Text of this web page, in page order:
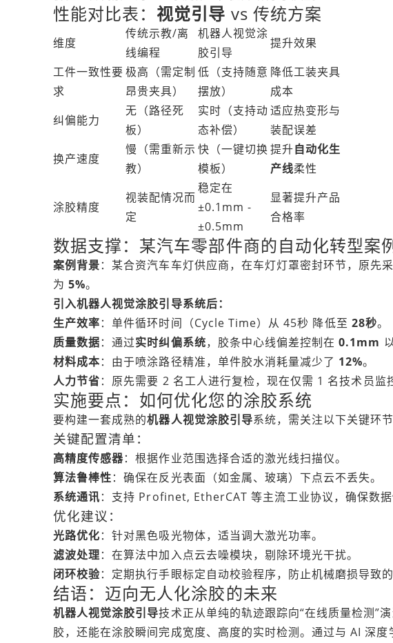
性能对比表： 视觉引导 vs 传统方案
维度
传统示教/离
线编程
机器人视觉涂
胶引导
提升效果
工件一致性要
求
极高（需定制
昂贵夹具）
低（支持随意
摆放）
降低工装夹具
成本
纠偏能力
无（路径死
板）
实时（支持动
态补偿）
适应热变形与
装配误差
换产速度
慢（需重新示
教）
快（一键切换
模板）
提升自动化生
产线柔性
涂胶精度
视装配情况而
定
稳定在
±0.1mm -
±0.5mm
显著提升产品
合格率
数据支撑：某汽车零部件商的自动化转型案
案例背景：某合资汽车车灯供应商，在车灯灯罩密封环节，原先
为5%。
引入机器人视觉涂胶引导系统后：
生产效率：单件循环时间（Cycle Time）从 45秒 降低至 28秒。
质量数据：通过实时纠偏系统，胶条中心线偏差控制在0.1mm
材料成本：由于喷涂路径精准，单件胶水消耗量减少了 12%。
人力节省：原先需要 2 名工人进行复检，现在仅需 1 名技术员监
实施要点：如何优化您的涂胶系统
要构建一套成熟的机器人视觉涂胶引导系统，需关注以下关键环节
关键配置清单：
高精度传感器：根据作业范围选择合适的激光线扫描仪。
算法鲁棒性：确保在反光表面（如金属、玻璃）下点云不丢失。
系统通讯：支持 Profinet, EtherCAT 等主流工业协议，确保数
优化建议：
光路优化：针对黑色吸光物体，适当调大激光功率。
滤波处理：在算法中加入点云去噪模块，剔除环境光干扰。
闭环校验：定期执行手眼标定自动校验程序，防止机械磨损导致的
结语：迈向无人化涂胶的未来
机器人视觉涂胶引导技术正从单纯的轨迹跟踪向“在线质量检测”
胶，还能在涂胶瞬间完成宽度、高度的实时检测。通过与 AI 深度